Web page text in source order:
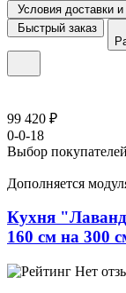
Условия доставки
Быстрый заказ
99 420 ₽
0-0-18
Выбор покупателей
Дополняется
Кухня
160 см на 300
Нет